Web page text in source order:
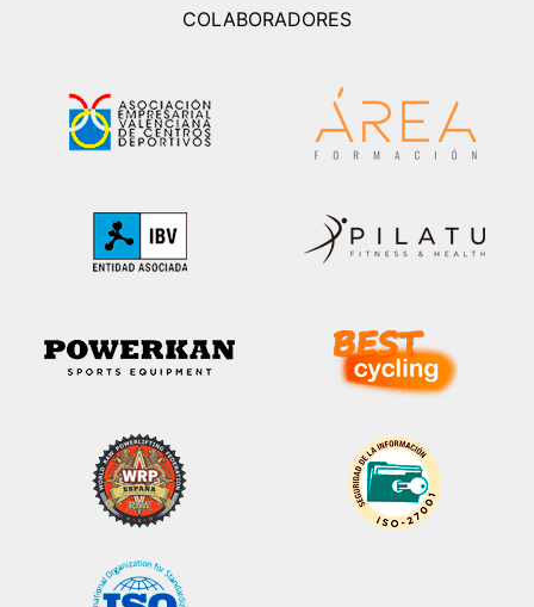
COLABORADORES